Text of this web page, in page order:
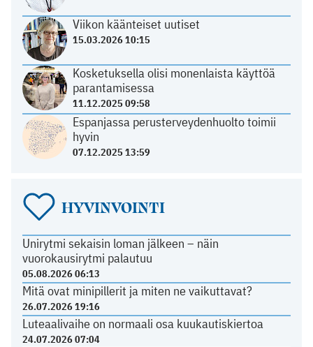
Viikon käänteiset uutiset
15.03.2026 10:15
Kosketuksella olisi monenlaista käyttöä
parantamisessa
11.12.2025 09:58
Espanjassa perusterveydenhuolto toimii
hyvin
07.12.2025 13:59
HYVINVOINTI
Unirytmi sekaisin loman jälkeen – näin
vuorokausirytmi palautuu
05.08.2026 06:13
Mitä ovat minipillerit ja miten ne vaikuttavat?
26.07.2026 19:16
Luteaalivaihe on normaali osa kuukautiskiertoa
24.07.2026 07:04